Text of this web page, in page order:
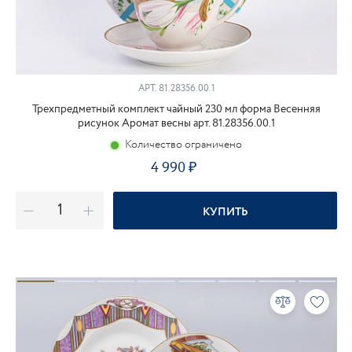
АРТ.81.28356.00.1
Трехпредметный комплект чайный 230 мл форма Весенняя
рисунок Аромат весны арт. 81.28356.00.1
Количество ограничено
4 990
КУПИТЬ